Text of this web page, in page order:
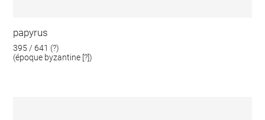
papyrus
395 / 641 (?)
(époque byzantine [?])